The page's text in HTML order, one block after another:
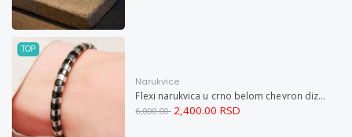
TOP
Narukvice
Flexi narukvica u crno belom chevron dizajnu M
6,000.00 2,400.00 RSD